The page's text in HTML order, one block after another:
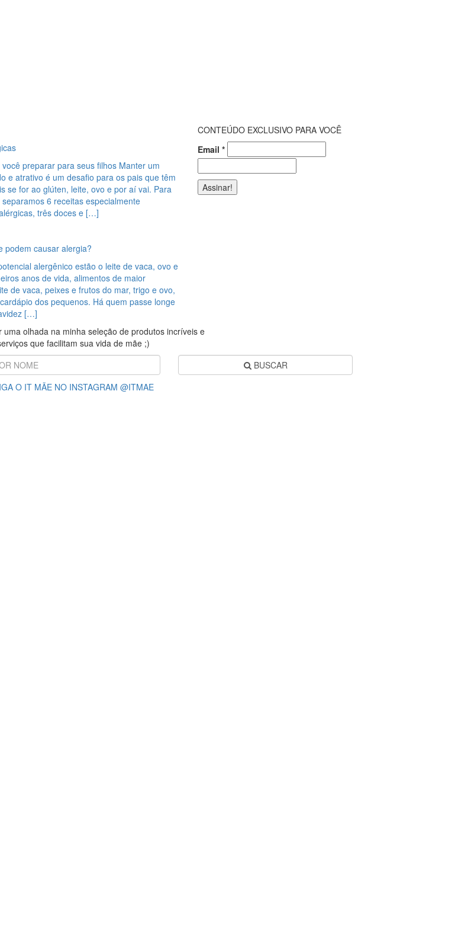
preparar para seus filhos Manter um
e atrativo é um desafio para os pais que têm
se for ao glúten, leite, ovo e por aí vai. Para
6 receitas especialmente
três doces e […]
podem causar alergia?
alergênico estão o leite de vaca, ovo e
anos de vida, alimentos de maior
de vaca, peixes e frutos do mar, trigo e ovo,
dos pequenos. Há quem passe longe
[…]
CONTEÚDO EXCLUSIVO PARA VOCÊ
Email *
uma olhada na minha seleção de produtos incríveis e
que facilitam sua vida de mãe ;)
BUSCAR
O IT MÃE NO INSTAGRAM @ITMAE